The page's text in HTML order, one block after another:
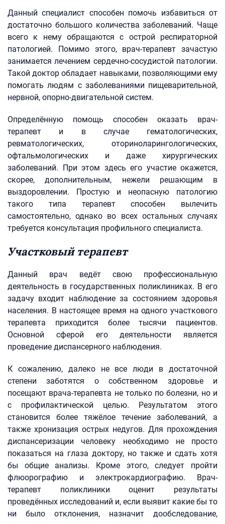
Данный специалист способен помочь избавиться от
достаточно большого количества заболеваний. Чаще
всего к нему обращаются с острой респираторной
патологией. Помимо этого, врач-терапевт зачастую
занимается лечением сердечно-сосудистой патологии.
Такой доктор обладает навыками, позволяющими ему
помогать людям с заболеваниями пищеварительной,
нервной, опорно-двигательной систем.
Определённую помощь способен оказать врач-
терапевт и в случае гематологических,
ревматологических, оториноларингологических,
офтальмологических и даже хирургических
заболеваний. При этом здесь его участие окажется,
скорее, дополнительным, нежели решающим в
выздоровлении. Простую и неопасную патологию
такого типа терапевт способен вылечить
самостоятельно, однако во всех остальных случаях
требуется консультация профильного специалиста.
Участковый терапевт
Данный врач ведёт свою профессиональную
деятельность в государственных поликлиниках. В его
задачу входит наблюдение за состоянием здоровья
населения. В настоящее время на одного участкового
терапевта приходится более тысячи пациентов.
Основной сферой его деятельности является
проведение диспансерного наблюдения.
К сожалению, далеко не все люди в достаточной
степени заботятся о собственном здоровье и
посещают врача-терапевта не только по болезни, но и
с профилактической целью. Результатом этого
становится более тяжёлое течение заболеваний, а
также хронизация острых недугов. Для прохождения
диспансеризации человеку необходимо не просто
показаться на глаза доктору, но также и сдать хотя
бы общие анализы. Кроме этого, следует пройти
флюорографию и электрокардиографию. Врач-
терапевт поликлиники оценит результаты
проведённых исследований и, если выявит какие бы то
ни было отклонения, назначит дообследование,